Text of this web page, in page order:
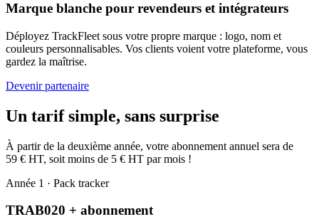
Marque blanche pour revendeurs et intégrateurs
Déployez TrackFleet sous votre propre marque : logo, nom et
couleurs personnalisables. Vos clients voient votre plateforme, vous
gardez la maîtrise.
Devenir partenaire
Un tarif simple, sans surprise
À partir de la deuxième année, votre abonnement annuel sera de
59 € HT, soit moins de 5 € HT par mois !
Année 1 · Pack tracker
TRAB020 + abonnement